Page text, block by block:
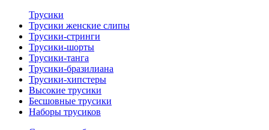
Трусики
Трусики женские слипы
Трусики-стринги
Трусики-шорты
Трусики-танга
Трусики-бразилиана
Трусики-хипстеры
Высокие трусики
Бесшовные трусики
Наборы трусиков